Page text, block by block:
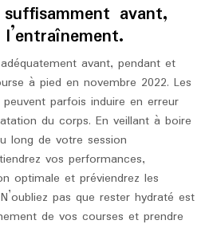
avant,
avant, pendant et
à pied en novembre 2022. Les
parfois induire en erreur
du corps. En veillant à boire
long de votre session
vos performances,
optimale et préviendrez les
pas que rester hydraté est
de vos courses et prendre